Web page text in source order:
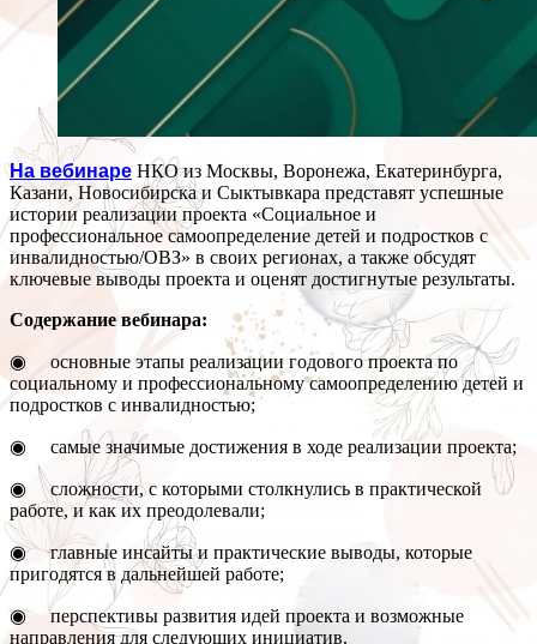
На вебинаре НКО из Москвы, Воронежа, Екатеринбурга,
Казани, Новосибирска и Сыктывкара представят успешные
истории реализации проекта «Социальное и
профессиональное самоопределение детей и подростков с
инвалидностью/ОВЗ» в своих регионах, а также обсудят
ключевые выводы проекта и оценят достигнутые результаты.
Содержание вебинара:
◉ основные этапы реализации годового проекта по
социальному и профессиональному самоопределению детей и
подростков с инвалидностью;
◉ самые значимые достижения в ходе реализации проекта;
◉ сложности, с которыми столкнулись в практической
работе, и как их преодолевали;
◉ главные инсайты и практические выводы, которые
пригодятся в дальнейшей работе;
◉ перспективы развития идей проекта и возможные
направления для следующих инициатив.